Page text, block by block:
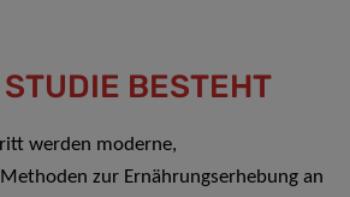
BESTEHT
werden moderne,
zur Ernährungserhebung an